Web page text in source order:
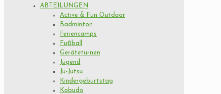
ABTEILUNGEN
Active & Fun Outdoor
Badminton
Feriencamps
Fußball
Geräteturnen
Jugend
Ju-Jutsu
Kindergeburtstag
Kobudo